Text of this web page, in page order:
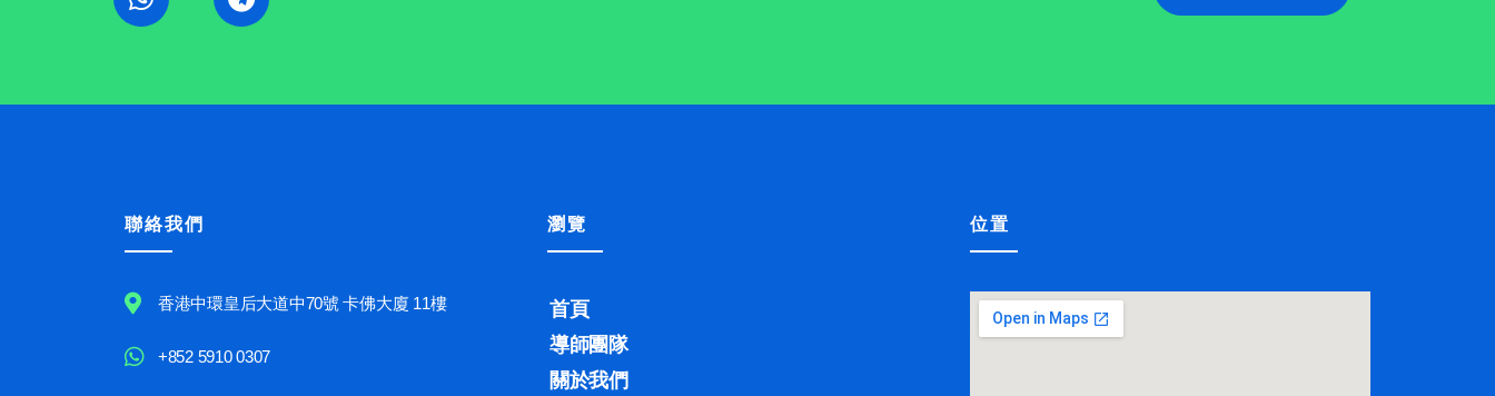
聯絡我們
香港中環皇后大道中70號 卡佛大廈 11樓
+852 5910 0307
瀏覽
首頁
導師團隊
關於我們
位置